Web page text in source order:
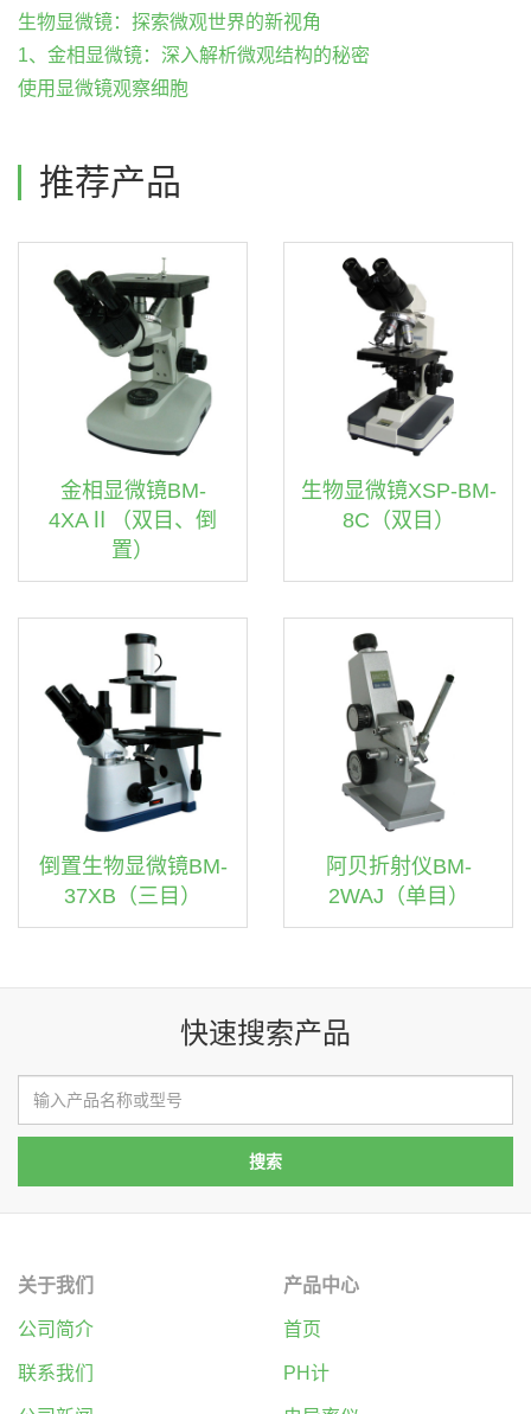
生物显微镜：探索微观世界的新视角
1、金相显微镜：深入解析微观结构的秘密
使用显微镜观察细胞
推荐产品
金相显微镜BM-
4XAⅡ（双目、倒
置）
生物显微镜XSP-BM-
8C（双目）
倒置生物显微镜BM-
37XB（三目）
阿贝折射仪BM-
2WAJ（单目）
快速搜索产品
关于我们
公司简介
联系我们
产品中心
首页
PH计